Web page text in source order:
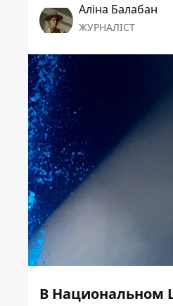
Аліна Балабан
ЖУРНАЛІСТ
В Национальном